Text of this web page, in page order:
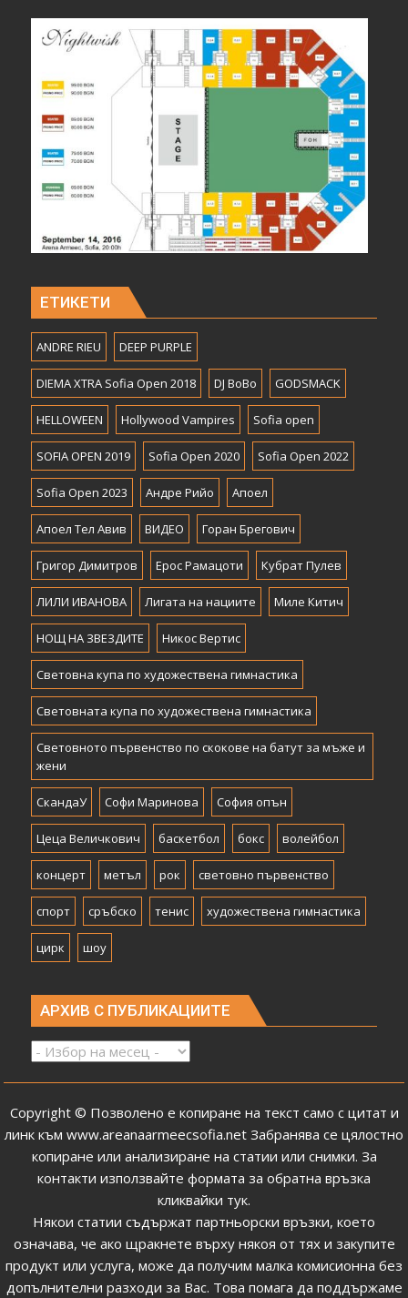
ЕТИКЕТИ
ANDRE RIEU DEEP PURPLE
DIEMA XTRA Sofia Open 2018 DJ BoBo GODSMACK
HELLOWEEN Hollywood Vampires Sofia open
SOFIA OPEN 2019 Sofia Open 2020 Sofia Open 2022
Sofia Open 2023 Андре Рийо Апоел
Апоел Тел Авив ВИДЕО Горан Брегович
Григор Димитров Ерос Рамацоти Кубрат Пулев
ЛИЛИ ИВАНОВА Лигата на нациите Миле Китич
НОЩ НА ЗВЕЗДИТЕ Никос Вертис
Световна купа по художествена гимнастика
Световната купа по художествена гимнастика
Световното първенство по скокове на батут за мъже и
жени
СкандаУ Софи Маринова София опън
Цеца Величкович баскетбол бокс волейбол
концерт метъл рок световно първенство
спорт сръбско тенис художествена гимнастика
цирк шоу
АРХИВ С ПУБЛИКАЦИИТЕ
Архив
Copyright © Позволено е копиране на текст само с цитат и
линк към www.areanaarmeecsofia.net Забранява се цялостно
копиране или анализиране на статии или снимки. За
контакти използвайте формата за обратна връзка
кликвайки тук.
Някои статии съдържат партньорски връзки, което
означава, че ако щракнете върху някоя от тях и закупите
продукт или услуга, може да получим малка комисионна без
допълнителни разходи за Вас. Това помага да поддържаме